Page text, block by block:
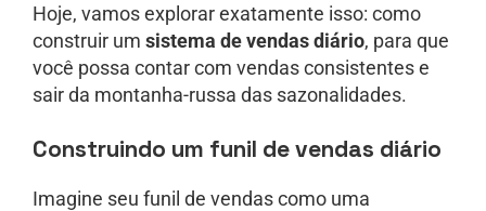
Hoje, vamos explorar exatamente isso: como
construir um sistema de vendas diário, para que
você possa contar com vendas consistentes e
sair da montanha-russa das sazonalidades.
Construindo um funil de vendas diário
Imagine seu funil de vendas como uma